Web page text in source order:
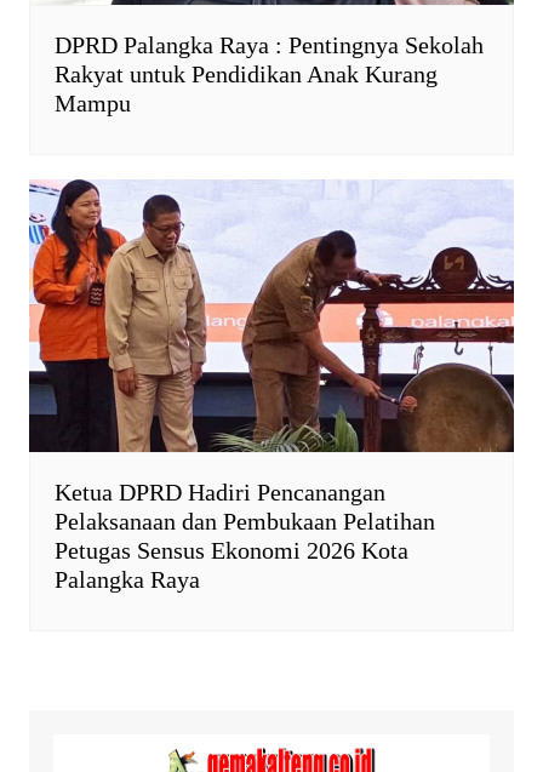
DPRD Palangka Raya : Pentingnya Sekolah
Rakyat untuk Pendidikan Anak Kurang
Mampu
Ketua DPRD Hadiri Pencanangan
Pelaksanaan dan Pembukaan Pelatihan
Petugas Sensus Ekonomi 2026 Kota
Palangka Raya